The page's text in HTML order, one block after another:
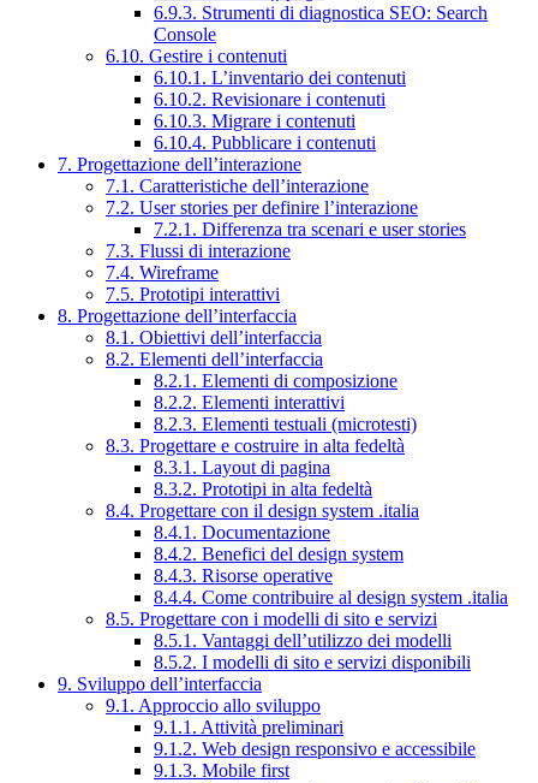
6.9.3. Strumenti di diagnostica SEO: Search
Console
6.10. Gestire i contenuti
6.10.1. L’inventario dei contenuti
6.10.2. Revisionare i contenuti
6.10.3. Migrare i contenuti
6.10.4. Pubblicare i contenuti
7. Progettazione dell’interazione
7.1. Caratteristiche dell’interazione
7.2. User stories per definire l’interazione
7.2.1. Differenza tra scenari e user stories
7.3. Flussi di interazione
7.4. Wireframe
7.5. Prototipi interattivi
8. Progettazione dell’interfaccia
8.1. Obiettivi dell’interfaccia
8.2. Elementi dell’interfaccia
8.2.1. Elementi di composizione
8.2.2. Elementi interattivi
8.2.3. Elementi testuali (microtesti)
8.3. Progettare e costruire in alta fedeltà
8.3.1. Layout di pagina
8.3.2. Prototipi in alta fedeltà
8.4. Progettare con il design system .italia
8.4.1. Documentazione
8.4.2. Benefici del design system
8.4.3. Risorse operative
8.4.4. Come contribuire al design system .italia
8.5. Progettare con i modelli di sito e servizi
8.5.1. Vantaggi dell’utilizzo dei modelli
8.5.2. I modelli di sito e servizi disponibili
9. Sviluppo dell’interfaccia
9.1. Approccio allo sviluppo
9.1.1. Attività preliminari
9.1.2. Web design responsivo e accessibile
9.1.3. Mobile first